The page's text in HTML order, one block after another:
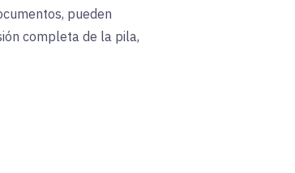
pueden
completa de la pila,